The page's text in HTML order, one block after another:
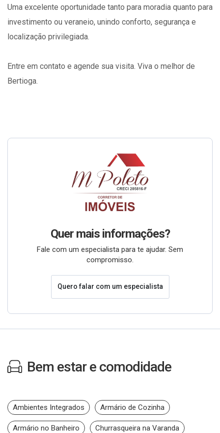
Uma excelente oportunidade tanto para moradia quanto para
investimento ou veraneio, unindo conforto, segurança e
localização privilegiada.
Entre em contato e agende sua visita. Viva o melhor de
Bertioga.
Quer mais informações?
Fale com um especialista para te ajudar. Sem
compromisso.
Quero falar com um especialista
Bem estar e comodidade
Ambientes Integrados Armário de Cozinha
Armário no Banheiro Churrasqueira na Varanda